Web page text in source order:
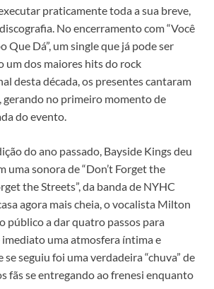
praticamente toda a sua breve,
No encerramento com “Você
Que Dá”, um single que já pode ser
um dos maiores hits do rock
desta década, os presentes cantaram
gerando no primeiro momento de
do evento.
do ano passado, Bayside Kings deu
uma sonora de “Don’t Forget the
the Streets”, da banda de NYHC
agora mais cheia, o vocalista Milton
público a dar quatro passos para
uma atmosfera íntima e
seguiu foi uma verdadeira “chuva” de
fãs se entregando ao frenesi enquanto